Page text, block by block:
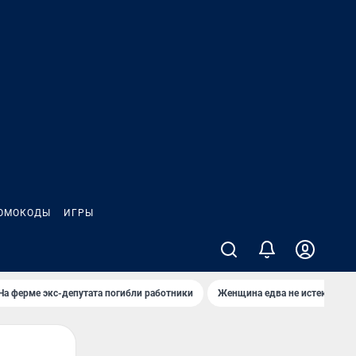
ИГРЫ
ферме экс-депутата погибли работники Женщина едва не истекла